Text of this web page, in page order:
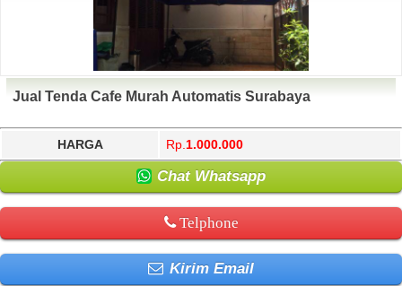
Jual Tenda Cafe Murah Automatis Surabaya
HARGA Rp. 1.000.000
Chat Whatsapp
Telphone
Kirim Email